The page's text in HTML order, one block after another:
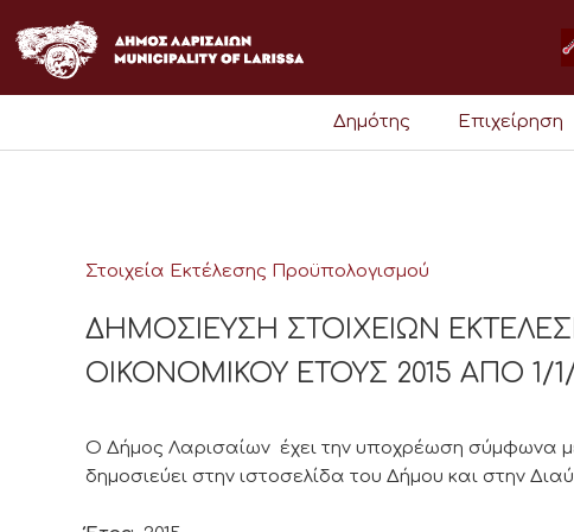
στο
περιεχόμενο
Δημότης Επιχείρηση
Στοιχεία Εκτέλεσης Προϋπολογισμού
ΔΗΜΟΣΙΕΥΣΗ ΣΤΟΙΧΕΙΩΝ
ΟΙΚΟΝΟΜΙΚΟΥ ΕΤΟΥΣ 2015 ΑΠΟ 1/1/
Ο Δήμος Λαρισαίων έχει την υποχρέωση σύμφωνα
δημοσιεύει στην ιστοσελίδα του Δήμου και στην